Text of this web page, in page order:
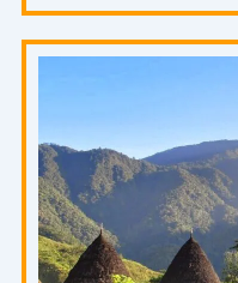
1
Depart
Day
2